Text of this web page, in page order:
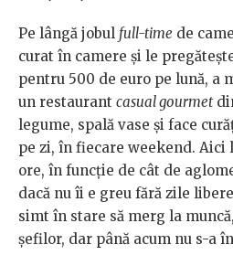
Pe lângă jobul full-time de
curat în camere și le
pentru 500 de euro pe lună, a
un restaurant casual gourmet
legume, spală vase și face
pe zi, în fiecare weekend. Aici
ore, în funcție de cât de
dacă nu îi e greu fără zile
simt în stare să merg la
șefilor, dar până acum nu s-a